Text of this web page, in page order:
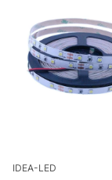
IDEA-LED